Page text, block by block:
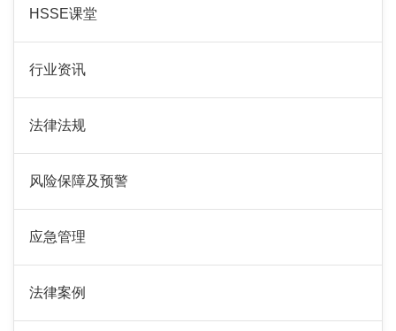
HSSE课堂
行业资讯
法律法规
风险保障及预警
应急管理
法律案例